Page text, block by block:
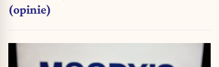
(opinie)